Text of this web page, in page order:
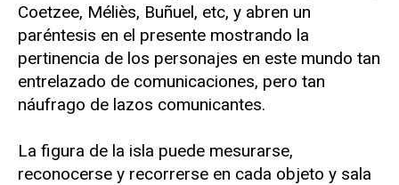
Coetzee, Méliès, Buñuel, etc, y abren un
paréntesis en el presente mostrando la
pertinencia de los personajes en este mundo tan
entrelazado de comunicaciones, pero tan
náufrago de lazos comunicantes.
La figura de la isla puede mesurarse,
reconocerse y recorrerse en cada objeto y sala